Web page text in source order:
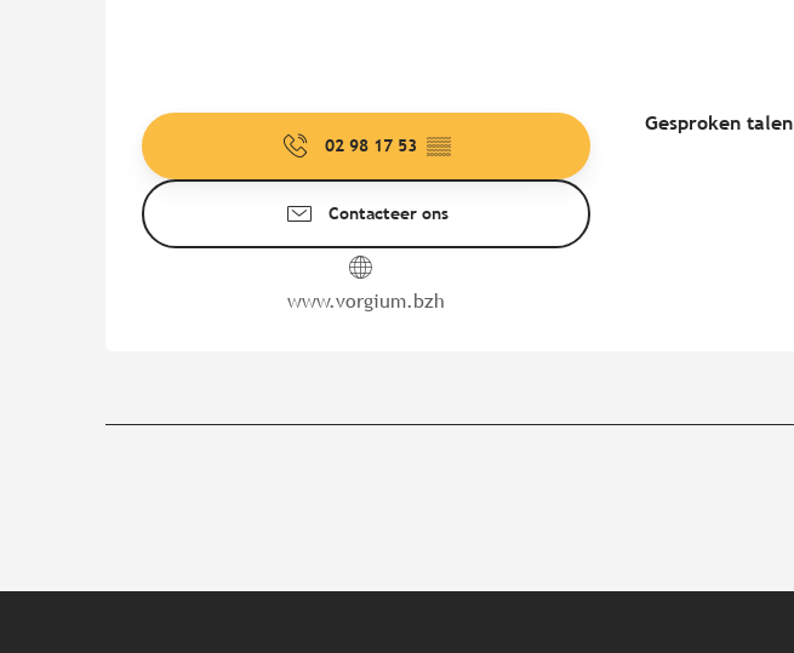
02 98 17 53 ▒▒
Contacteer ons
www.vorgium.bzh
Gesproken talen
Gesproken talen